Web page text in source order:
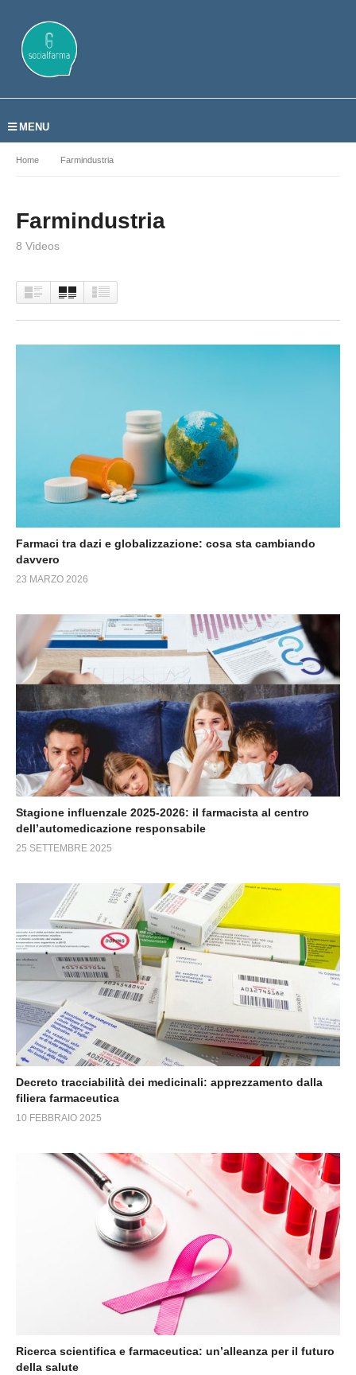
MENU
Home Farmindustria
Farmindustria
8 Videos
Farmaci tra dazi e globalizzazione: cosa sta cambiando
davvero
23 MARZO 2026
Stagione influenzale 2025-2026: il farmacista al centro
dell’automedicazione responsabile
25 SETTEMBRE 2025
Decreto tracciabilità dei medicinali: apprezzamento dalla
filiera farmaceutica
10 FEBBRAIO 2025
Ricerca scientifica e farmaceutica: un’alleanza per il futuro
della salute